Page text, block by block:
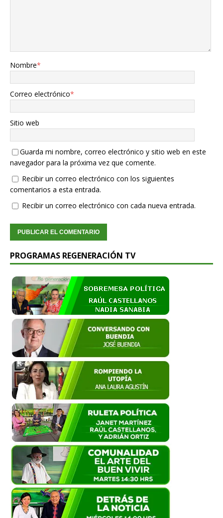
Nombre*
Correo electrónico*
Sitio web
Guarda mi nombre, correo electrónico y sitio web en este
navegador para la próxima vez que comente.
Recibir un correo electrónico con los siguientes
comentarios a esta entrada.
Recibir un correo electrónico con cada nueva entrada.
PROGRAMAS REGENERACIÓN TV